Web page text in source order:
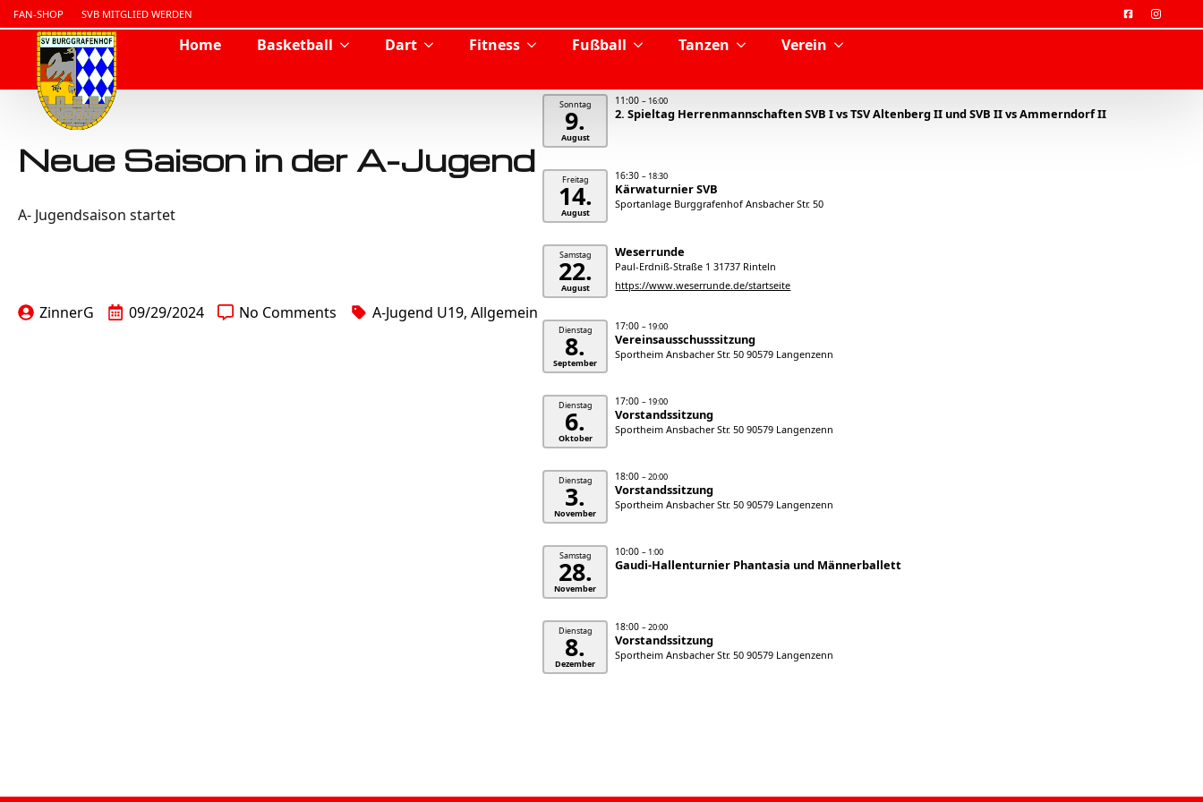
FAN-SHOP SVB MITGLIED WERDEN
Home Basketball Dart Fitness Fußball Tanzen Verein
Neue Saison in der A-Jugend
A- Jugendsaison startet
ZinnerG 09/29/2024 No Comments A-Jugend U19 Allgemein
Sonntag
9.
August
11:00 – 16:00
2. Spieltag Herrenmannschaften SVB I vs TSV Altenberg II und SVB II vs Ammerndorf II
Freitag
14.
August
16:30 – 18:30
Kärwaturnier SVB
Sportanlage Burggrafenhof Ansbacher Str. 50
Samstag
22.
August
Weserrunde
Paul-Erdniß-Straße 1 31737 Rinteln
https://www.weserrunde.de/startseite
Dienstag
8.
September
17:00 – 19:00
Vereinsausschusssitzung
Sportheim Ansbacher Str. 50 90579 Langenzenn
Dienstag
6.
Oktober
17:00 – 19:00
Vorstandssitzung
Sportheim Ansbacher Str. 50 90579 Langenzenn
Dienstag
3.
November
18:00 – 20:00
Vorstandssitzung
Sportheim Ansbacher Str. 50 90579 Langenzenn
Samstag
28.
November
10:00 – 1:00
Gaudi-Hallenturnier Phantasia und Männerballett
Dienstag
8.
Dezember
18:00 – 20:00
Vorstandssitzung
Sportheim Ansbacher Str. 50 90579 Langenzenn